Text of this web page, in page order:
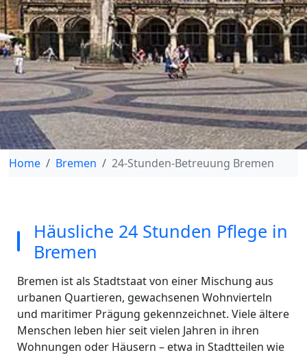
Home Bremen 24-Stunden-Betreuung Bremen
Häusliche 24 Stunden Pflege in
Bremen
Bremen ist als Stadtstaat von einer Mischung aus
urbanen Quartieren, gewachsenen Wohnvierteln
und maritimer Prägung gekennzeichnet. Viele ältere
Menschen leben hier seit vielen Jahren in ihren
Wohnungen oder Häusern – etwa in Stadtteilen wie